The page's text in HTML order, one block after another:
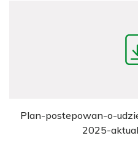
Plan-postepowan-o-
2025-